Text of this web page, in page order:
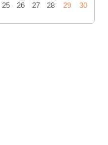
25 26 27 28 29
30